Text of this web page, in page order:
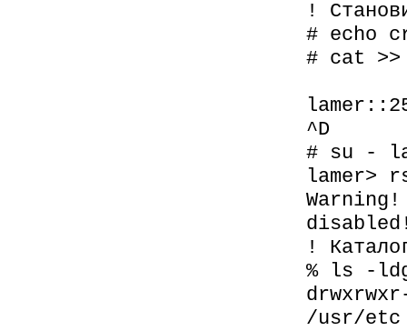
!
# echo
# cat >>
^D
# su -
lamer>
!
% ls -
/usr/etc